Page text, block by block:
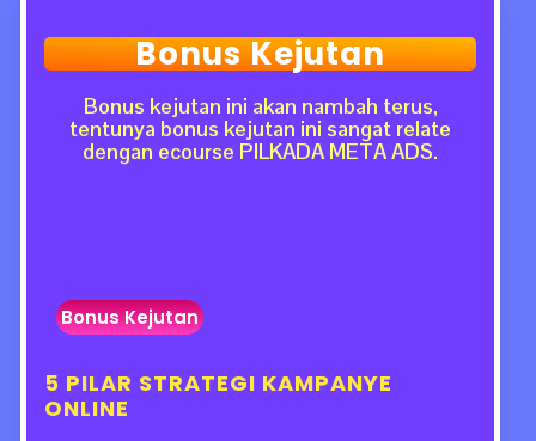
Bonus Kejutan
Bonus kejutan ini akan nambah terus,
tentunya bonus kejutan ini sangat relate
dengan ecourse PILKADA META ADS.
Bonus Kejutan
5 PILAR STRATEGI KAMPANYE
ONLINE